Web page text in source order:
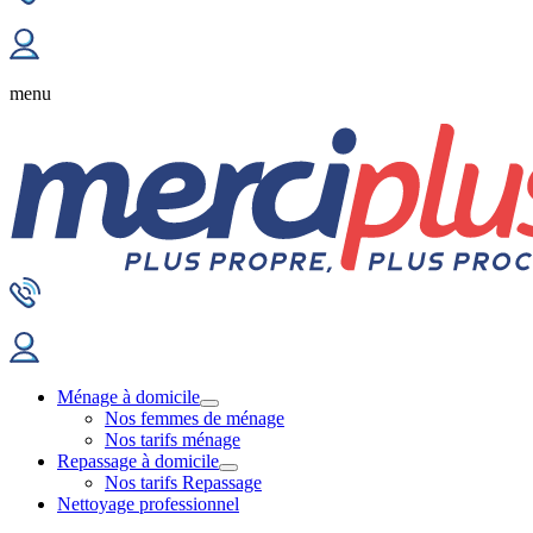
menu
Ménage à domicile
Nos femmes de ménage
Nos tarifs ménage
Repassage à domicile
Nos tarifs Repassage
Nettoyage professionnel